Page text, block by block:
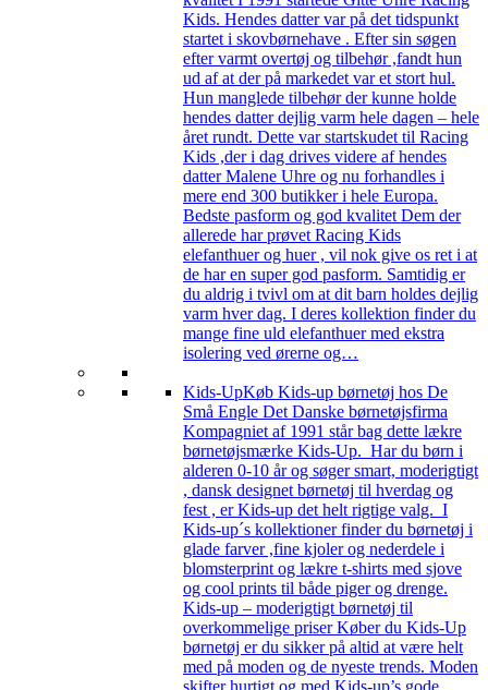
Kids. Hendes datter var på det tidspunkt
startet i skovbørnehave . Efter sin søgen
efter varmt overtøj og tilbehør ,fandt hun
ud af at der på markedet var et stort hul.
Hun manglede tilbehør der kunne holde
hendes datter dejlig varm hele dagen – hele
året rundt. Dette var startskudet til Racing
Kids ,der i dag drives videre af hendes
datter Malene Uhre og nu forhandles i
mere end 300 butikker i hele Europa.
Bedste pasform og god kvalitet Dem der
allerede har prøvet Racing Kids
elefanthuer og huer , vil nok give os ret i at
de har en super god pasform. Samtidig er
du aldrig i tvivl om at dit barn holdes dejlig
varm hver dag. I deres kollektion finder du
mange fine uld elefanthuer med ekstra
isolering ved ørerne og…
Kids-UpKøb Kids-up børnetøj hos De
Små Engle Det Danske børnetøjsfirma
Kompagniet af 1991 står bag dette lækre
børnetøjsmærke Kids-Up. Har du børn i
alderen 0-10 år og søger smart, moderigtigt
, dansk designet børnetøj til hverdag og
fest , er Kids-up det helt rigtige valg. I
Kids-up´s kollektioner finder du børnetøj i
glade farver ,fine kjoler og nederdele i
blomsterprint og lækre t-shirts med sjove
og cool prints til både piger og drenge.
Kids-up – moderigtigt børnetøj til
overkommelige priser Køber du Kids-Up
børnetøj er du sikker på altid at være helt
med på moden og de nyeste trends. Moden
skifter hurtigt og med Kids-up’s gode